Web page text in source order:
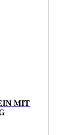
MIT